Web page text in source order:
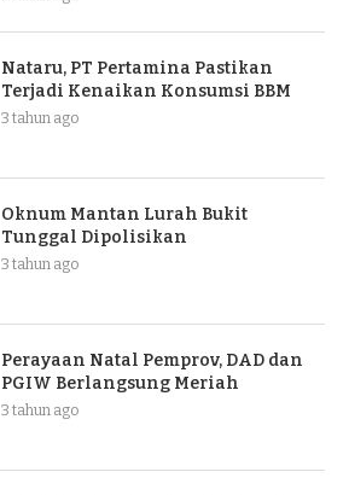
Nataru, PT Pertamina Pastikan
Terjadi Kenaikan Konsumsi BBM
3 tahun ago
Oknum Mantan Lurah Bukit
Tunggal Dipolisikan
3 tahun ago
Perayaan Natal Pemprov, DAD dan
PGIW Berlangsung Meriah
3 tahun ago